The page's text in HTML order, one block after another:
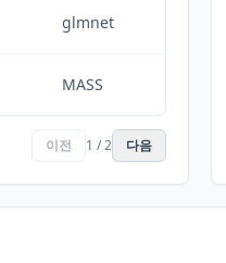
glmnet
MASS
이전 1 / 2 다음